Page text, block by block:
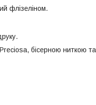
флізеліном.
бісерною ниткою